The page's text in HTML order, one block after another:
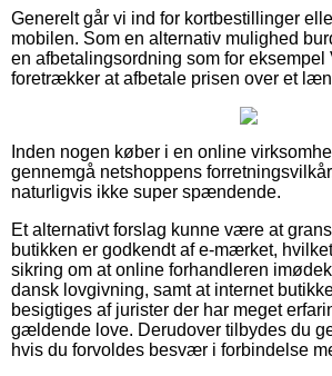
Generelt går vi ind for kortbestillinger
mobilen. Som en alternativ mulighed
en afbetalingsordning som for eksempel
foretrækker at afbetale prisen over et
Inden nogen køber i en online
gennemgå netshoppens
naturligvis ikke super spændende.
Et alternativt forslag kunne være at
butikken er godkendt af e-mærket,
sikring om at online forhandleren
dansk lovgivning, samt at internet
besigtiges af jurister der har meget
gældende love. Derudover tilbydes du
hvis du forvoldes besvær i forbindelse